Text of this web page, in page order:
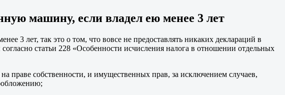
машину, если владел ею менее 3 лет
3 лет, так это о том, что вовсе не предоставлять никаких деклараций в
статьи 228 «Особенности исчисления налога в отношении отдельных
праве собственности, и имущественных прав, за исключением случаев,